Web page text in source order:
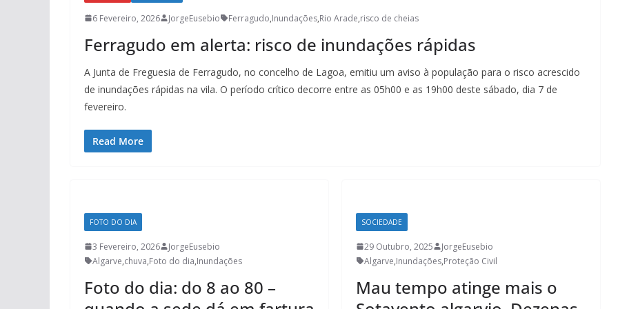
6 Fevereiro, 2026 JorgeEusebio Ferragudo,Inundações,Rio Arade,risco de cheias
Ferragudo em alerta: risco de inundações rápidas
A Junta de Freguesia de Ferragudo, no concelho de Lagoa, emitiu um aviso à população para o risco acrescido
de inundações rápidas na vila. O período crítico decorre entre as 05h00 e as 19h00 deste sábado, dia 7 de
fevereiro.
Read More
FOTO DO DIA
3 Fevereiro, 2026
JorgeEusebio
Algarve,chuva,Foto do dia,Inundações
Foto do dia: do 8 ao 80 –
SOCIEDADE
29 Outubro, 2025
JorgeEusebio
Algarve,Inundações,Proteção Civil
Mau tempo atinge mais o